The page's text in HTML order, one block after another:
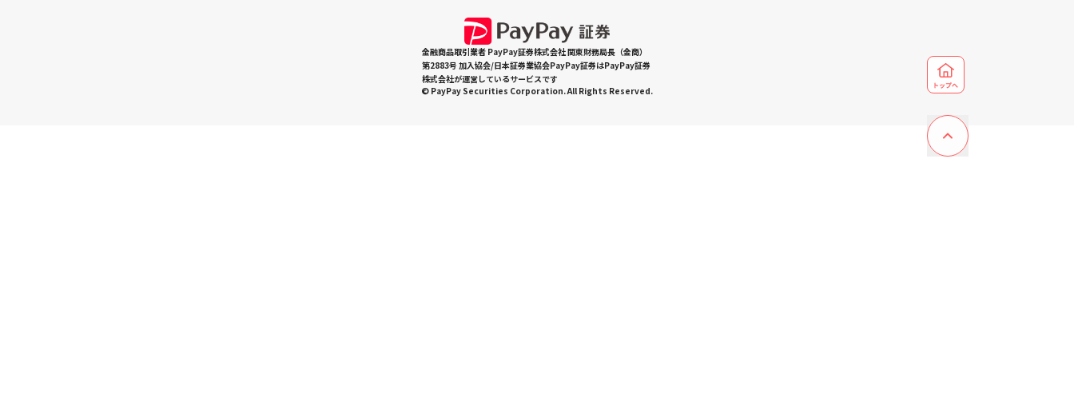
金融商品取引業者 PayPay証券株式会社 関東財務局長（金商）
第2883号 加入協会/日本証券業協会PayPay証券はPayPay証券
株式会社が運営しているサービスです
© PayPay Securities Corporation. All Rights Reserved.